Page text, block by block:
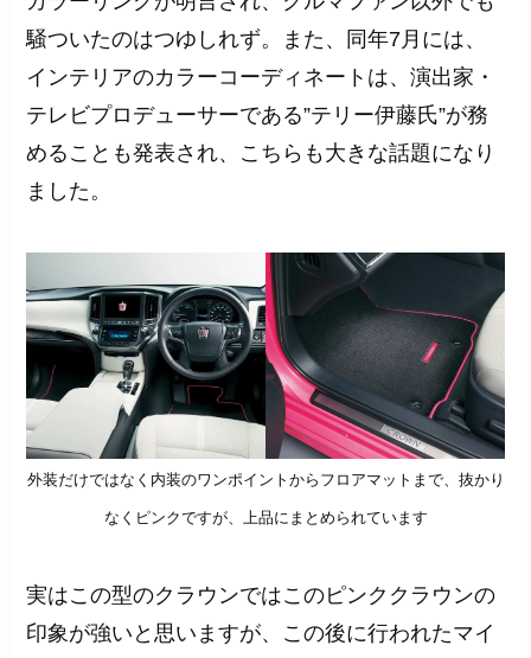
騒ついたのはつゆしれず。また、同年7月には、
インテリアのカラーコーディネートは、演出家・
テレビプロデューサーである”テリー伊藤氏”が務
めることも発表され、こちらも大きな話題になり
ました。
外装だけではなく内装のワンポイントからフロアマットまで、抜かり
なくピンクですが、上品にまとめられています
実はこの型のクラウンではこのピンククラウンの
印象が強いと思いますが、この後に行われたマイ